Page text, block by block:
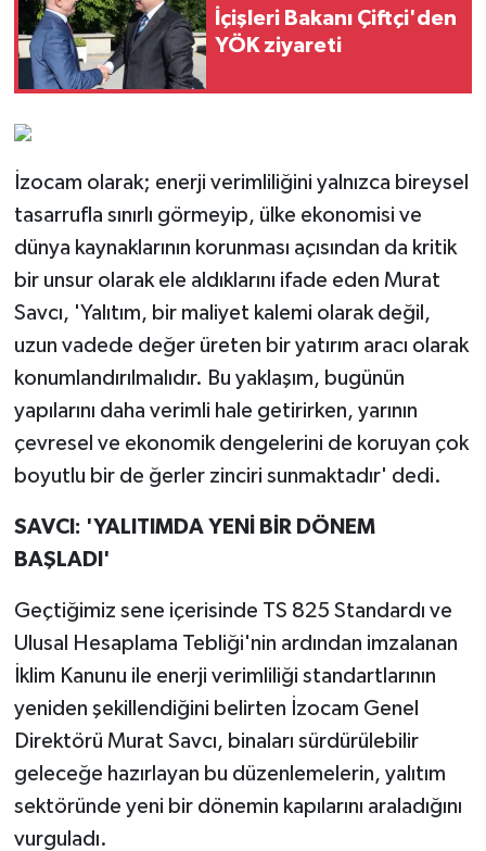
İçişleri Bakanı Çiftçi'den
YÖK ziyareti
İzocam olarak; enerji verimliliğini yalnızca bireysel
tasarrufla sınırlı görmeyip, ülke ekonomisi ve
dünya kaynaklarının korunması açısından da kritik
bir unsur olarak ele aldıklarını ifade eden Murat
Savcı, 'Yalıtım, bir maliyet kalemi olarak değil,
uzun vadede değer üreten bir yatırım aracı olarak
konumlandırılmalıdır. Bu yaklaşım, bugünün
yapılarını daha verimli hale getirirken, yarının
çevresel ve ekonomik dengelerini de koruyan çok
boyutlu bir de ğerler zinciri sunmaktadır' dedi.
SAVCI: 'YALITIMDA YENİ BİR DÖNEM
BAŞLADI'
Geçtiğimiz sene içerisinde TS 825 Standardı ve
Ulusal Hesaplama Tebliği'nin ardından imzalanan
İklim Kanunu ile enerji verimliliği standartlarının
yeniden şekillendiğini belirten İzocam Genel
Direktörü Murat Savcı, binaları sürdürülebilir
geleceğe hazırlayan bu düzenlemelerin, yalıtım
sektöründe yeni bir dönemin kapılarını araladığını
vurguladı.